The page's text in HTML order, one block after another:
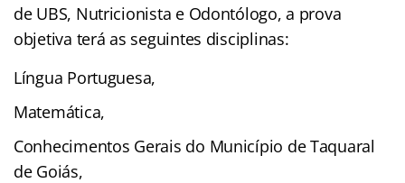
de UBS, Nutricionista e Odontólogo, a prova
objetiva terá as seguintes disciplinas:
Língua Portuguesa,
Matemática,
Conhecimentos Gerais do Município de Taquaral
de Goiás,